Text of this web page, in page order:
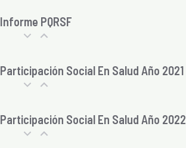
Informe PQRSF
Participación Social En Salud Año 2021
Participación Social En Salud Año 2022